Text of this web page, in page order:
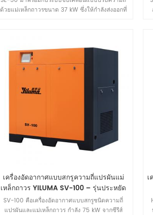
ด้วยแม่เหล็กถาวรขนาด 37 kW ซึ่งให้กำลังส่งออกที่
ระดับปานกลาง เช่น การผลิตเครื่องจักร การแปรรูป
สิ่งทอ และการแปรรูปอาหาร
เครื่องอัดอากาศแบบสกรูความถี่แปรผันแม่
เหล็กถาวร YILUMA SV-100 – รุ่นประหยัด
พลังงานประสิทธิภาพสูง ขนาด 75 kW
SV-100 คือเครื่องอัดอากาศแบบสกรูชนิดความถี่
แปรผันและแม่เหล็กถาวร กำลัง 75 kW จากซีรีส์